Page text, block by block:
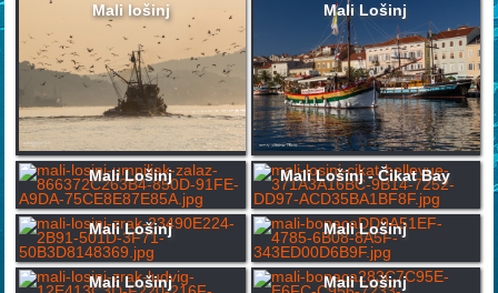
Mali lošinj Mali Lošinj
Mali Lošinj Mali Lošinj - Čikat Bay
Mali Lošinj Mali Lošinj
Mali Lošinj Mali Lošinj